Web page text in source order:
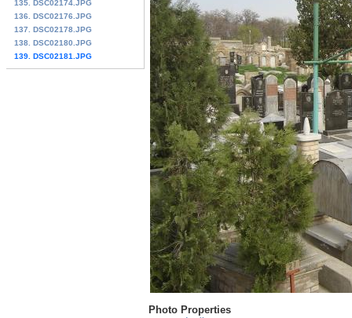
135. DSC02174.JPG
136. DSC02176.JPG
137. DSC02178.JPG
138. DSC02180.JPG
139. DSC02181.JPG
Photo Properties